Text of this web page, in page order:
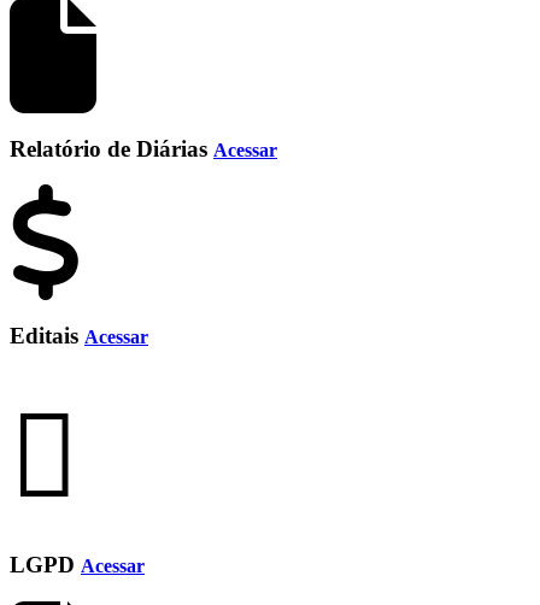
Relatório de Diárias Acessar
Editais Acessar
LGPD Acessar